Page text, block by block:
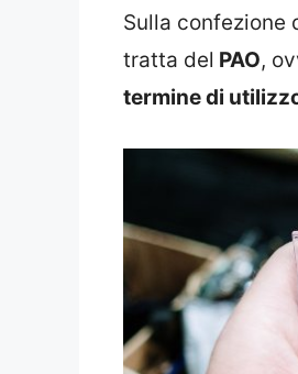
Sulla confezione
tratta del PAO,
termine di